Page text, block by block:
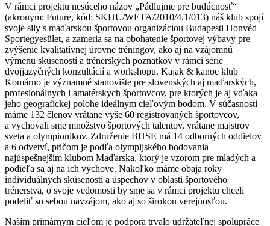
V rámci projektu nesúceho názov „Pádlujme pre budúcnosť“
(akronym: Future, kód: SKHU/WETA/2010/4.1/013) náš klub spojí
svoje sily s maďarskou športovou organizáciou Budapesti Honvéd
Sportegyesület, a zameria sa na obohatenie športovej výbavy pre
zvýšenie kvalitatívnej úrovne tréningov, ako aj na vzájomnú
výmenu skúseností a trénerských poznatkov v rámci série
dvojjazyčných konzultácií a workshopu. Kajak & kanoe klub
Komárno je významné stanovište pre slovenských aj maďarských,
profesionálnych i amatérskych športovcov, pre ktorých je aj vďaka
jeho geografickej polohe ideálnym cieľovým bodom. V súčasnosti
máme 132 členov vrátane vyše 60 registrovaných športovcov,
a vychovali sme množstvo športových talentov, vrátane majstrov
sveta a olympionikov. Združenie BHSE má 14 odborných oddielov
a 6 odvetví, pričom je podľa olympijského bodovania
najúspešnejším klubom Maďarska, ktorý je vzorom pre mladých a
podieľa sa aj na ich výchove. Nakoľko máme obaja roky
individuálnych skúseností a úspechov v oblasti športového
trénerstva, o svoje vedomosti by sme sa v rámci projektu chceli
podeliť so sebou navzájom, ako aj so širokou verejnosťou.
Naším primárnym cieľom je podpora trvalo udržateľnej spolupráce